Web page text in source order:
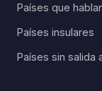
Países que
Países insulares
Países sin salida